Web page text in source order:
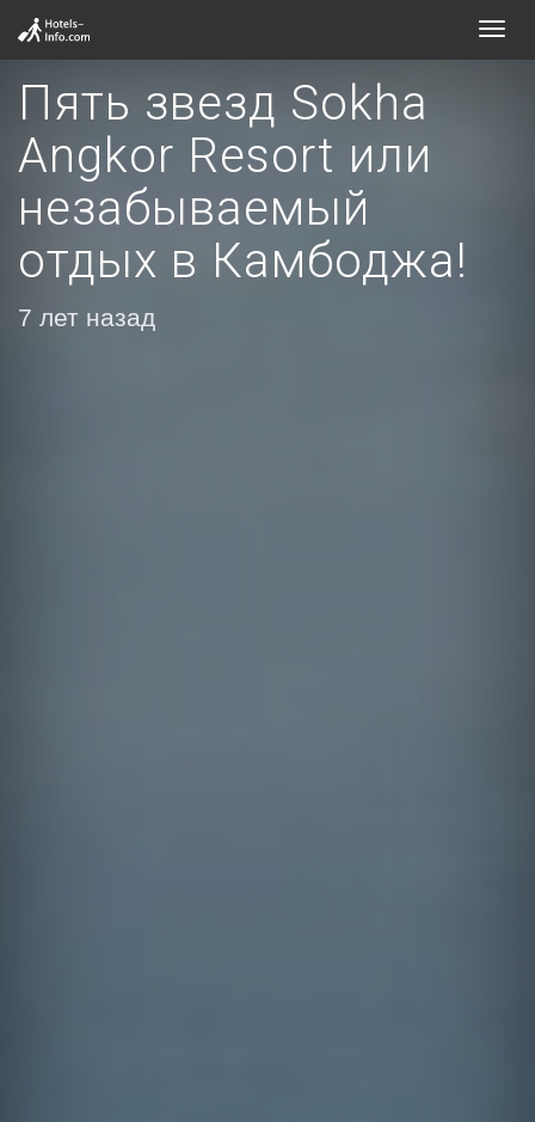
Пять звезд Sokha
Angkor Resort или
незабываемый
отдых в Камбоджа!
7 лет назад